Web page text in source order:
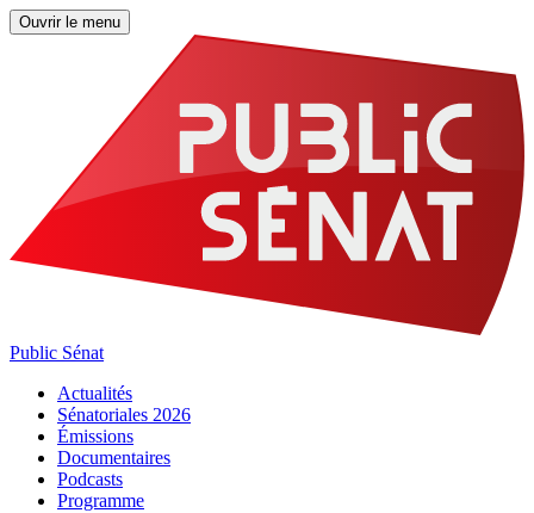
Ouvrir le menu
Public Sénat
Actualités
Sénatoriales 2026
Émissions
Documentaires
Podcasts
Programme